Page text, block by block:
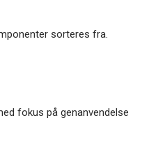
sorteres fra.
fokus på genanvendelse